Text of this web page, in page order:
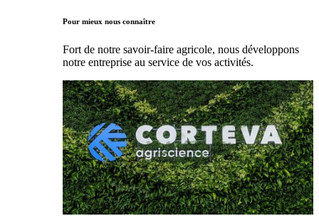
Pour mieux nous connaître
Fort de notre savoir-faire agricole, nous développons
notre entreprise au service de vos activités.